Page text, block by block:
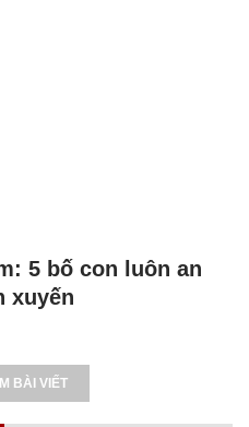
5 bố con luôn an
xuyến
BÀI VIẾT